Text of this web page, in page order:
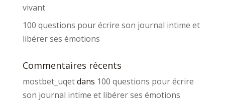
vivant
100 questions pour écrire son journal intime et
libérer ses émotions
Commentaires récents
mostbet_uqetdans 100 questions pour écrire
son journal intime et libérer ses émotions